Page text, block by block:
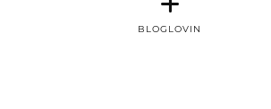
BLOGLOVIN